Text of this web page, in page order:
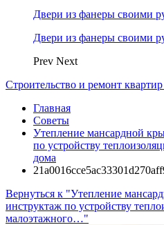
Двери из фанеры своими
Двери из фанеры своими
Prev Next
Строительство и ремонт
Главная
Советы
Утепление мансардной
по устройству
дома
Вернуться к "Утепление
инструктаж по устройству
малоэтажного…"